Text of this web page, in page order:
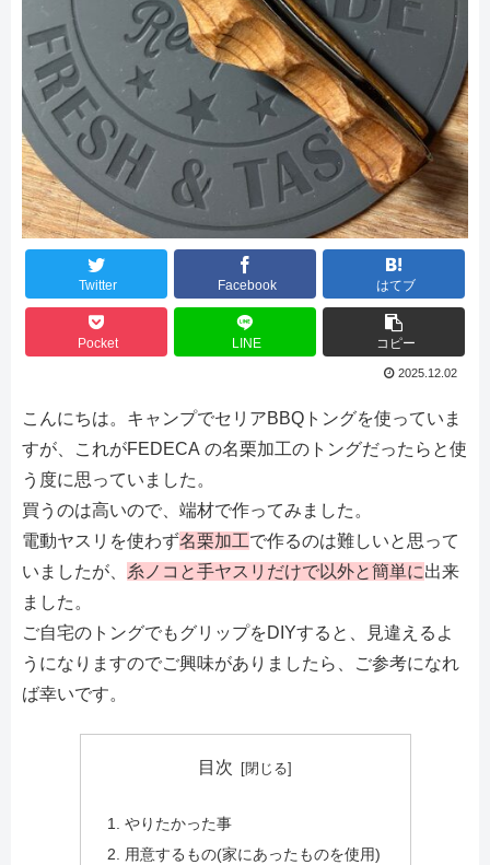
Twitter Facebook はてブ
Pocket LINE コピー
2025.12.02
こんにちは。キャンプでセリアBBQトングを使っていま
すが、これがFEDECA の名栗加工のトングだったらと使
う度に思っていました。
買うのは高いので、端材で作ってみました。
電動ヤスリを使わず名栗加工で作るのは難しいと思って
いましたが、
糸ノコと手ヤスリだけで以外と簡単に出来
ました。
ご自宅のトングでもグリップをDIYすると、見違えるよ
うになりますのでご興味がありましたら、ご参考になれ
ば幸いです。
目次
やりたかった事
用意するもの(家にあったものを使用)